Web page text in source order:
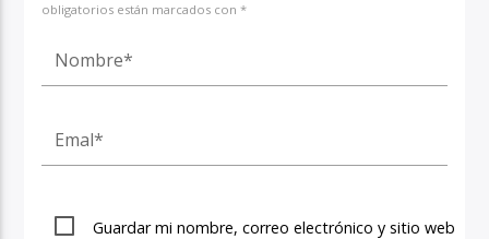
obligatorios están marcados con *
Guardar mi nombre, correo electrónico y sitio web